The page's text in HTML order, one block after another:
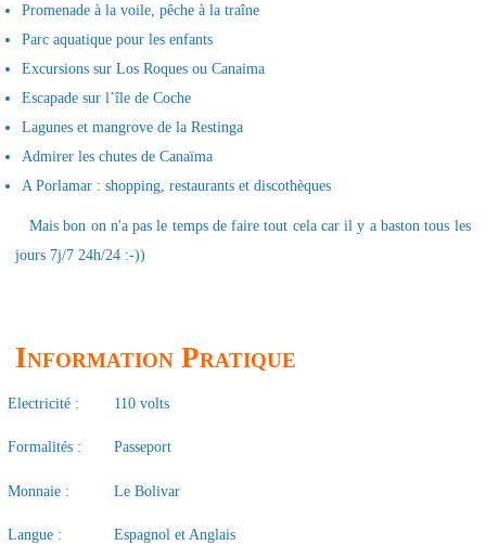
Promenade à la voile, pêche à la traîne
Parc aquatique pour les enfants
Excursions sur Los Roques ou Canaima
Escapade sur l’île de Coche
Lagunes et mangrove de la Restinga
Admirer les chutes de Canaïma
A Porlamar : shopping, restaurants et discothèques
Mais bon on n'a pas le temps de faire tout cela car il y a baston tous les
jours 7j/7 24h/24 :-))
Information Pratique
Electricité :
Formalités :
Monnaie :
Langue :
110 volts
Passeport
Le Bolivar
Espagnol et Anglais